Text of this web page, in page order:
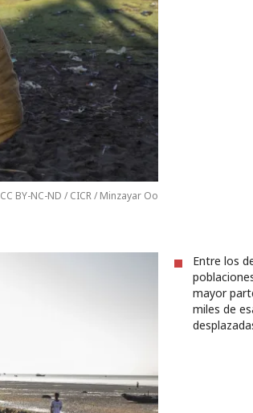
CC BY-NC-ND / CICR / Minzayar Oo
Entre los
mayor
miles de